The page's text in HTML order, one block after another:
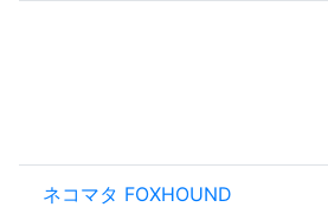
ネコマタ FOXHOUND